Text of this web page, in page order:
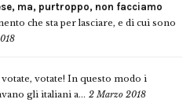
ma, purtroppo, non facciamo
che sta per lasciare, e di cui sono
votate, votate! In questo modo i
gli italiani a... 2 Marzo 2018